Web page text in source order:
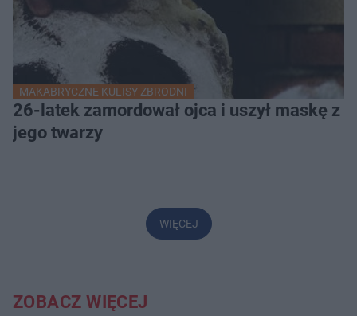
MAKABRYCZNE KULISY ZBRODNI
26-latek zamordował ojca i uszył maskę z
jego twarzy
WIĘCEJ
ZOBACZ WIĘCEJ